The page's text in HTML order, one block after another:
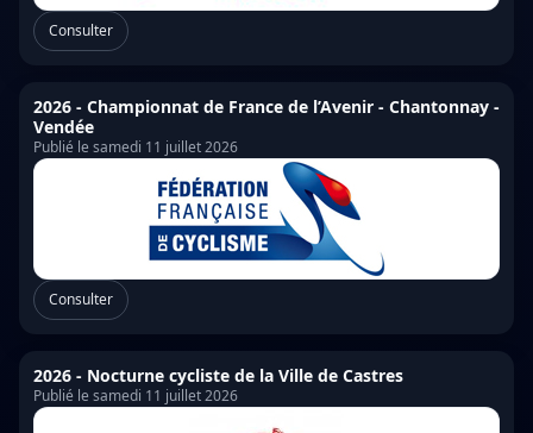
Consulter
2026 - Championnat de France de l’Avenir - Chantonnay -
Vendée
Publié le samedi 11 juillet 2026
Consulter
2026 - Nocturne cycliste de la Ville de Castres
Publié le samedi 11 juillet 2026